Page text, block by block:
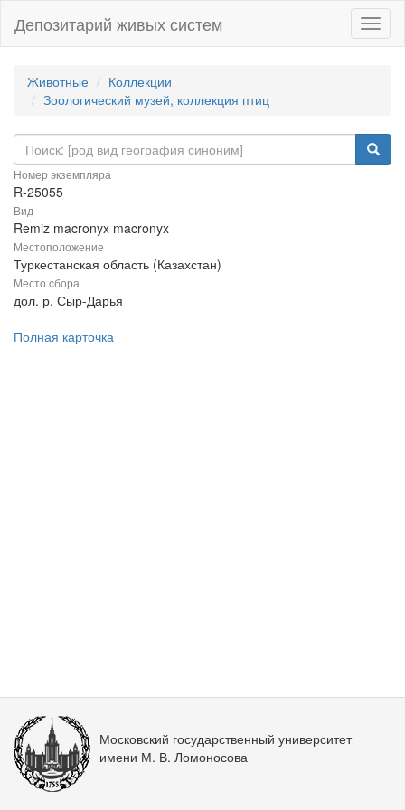
Депозитарий живых систем
Животные
Коллекции
Зоологический музей, коллекция птиц
Номер экземпляра
R-25055
Вид
Remiz macronyx macronyx
Местоположение
Туркестанская область (Казахстан)
Место сбора
дол. р. Сыр-Дарья
Полная карточка
Московский государственный университет
имени М. В. Ломоносова